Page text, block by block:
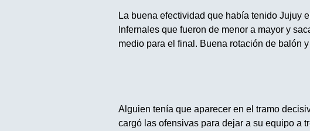
La buena efectividad que había tenido Jujuy
Infernales que fueron de menor a mayor y
medio para el final. Buena rotación de balón
Alguien tenía que aparecer en el tramo
cargó las ofensivas para dejar a su equipo a